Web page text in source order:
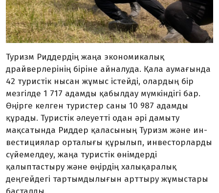
Туризм Риддердің жаңа эко­номикалық
драйверлерінің біріне айналуда. Қала аума­ғында
42 туристік нысан жұ­мыс іс­тейді, олардың бір
мез­гіл­де 1 717 адамды қабылдау мүмкіндігі бар.
Өңірге келген туристер саны 10 987 адамды
құрады. Туристік әлеуетті одан әрі дамыту
мақсатында Риддер қаласының Туризм және ин­
вес­тициялар орталығы құры­лып, инвестор­ларды
сүйемел­деу, жаңа туристік өнімдерді
қалыптастыру және өңірдің халықаралық
деңгейдегі тар­тым­дылығын арттыру жұмыс­тары